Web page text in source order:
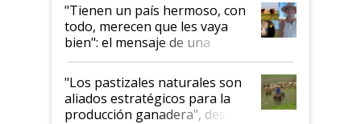
"Tienen un país hermoso, con
todo, merecen que les vaya
bien": el mensaje de una
ganadera uruguaya sobre las
oportunidades que se abren
para el agro en Argentina, con
foco en la carne
"Los pastizales naturales son
aliados estratégicos para la
producción ganadera", destaca